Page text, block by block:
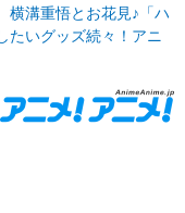
横溝重悟とお花見♪「ハ
たいグッズ続々！アニ